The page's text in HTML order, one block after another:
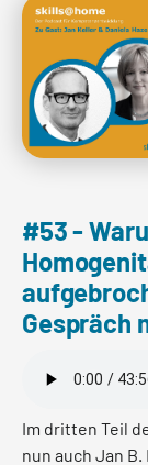
Burkhardt und
brandaktuellen
#53 -
Gespräch
Im dritten Teil
nun auch Jan